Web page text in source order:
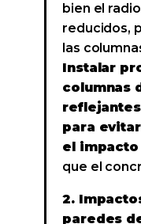
bien el
reducidos,
las
Instalar
columnas
para
el
que el
2.
paredes